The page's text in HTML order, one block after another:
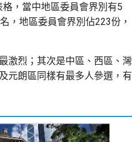
，當中地區委員會界別有5
，地區委員會界別佔223份，
激烈；其次是中區、西區、灣
元朗區同樣有最多人參選，有